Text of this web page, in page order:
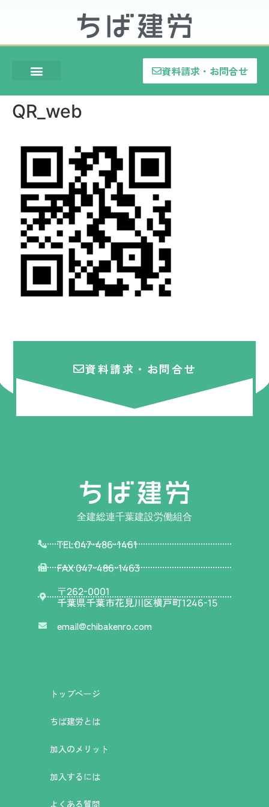
資料請求・お問合せ
QR_web
資料請求・お問合せ
全建総連千葉建設労働組合
TEL 047-486-1461
FAX 047-486-1463
〒262-0001
千葉県千葉市花見川区横戸町1246-15
email@chibakenro.com
トップページ
ちば建労とは
加入のメリット
加入するには
よくある質問